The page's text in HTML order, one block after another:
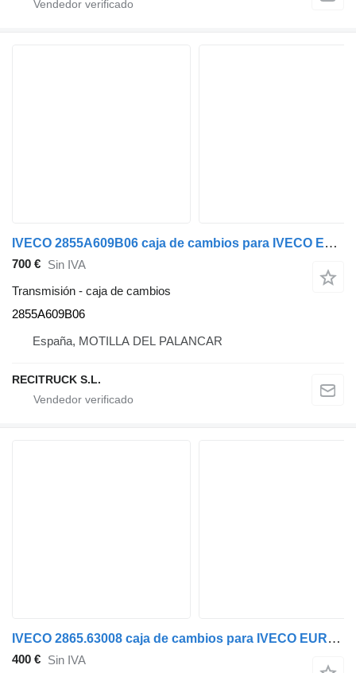
IVECO 2855A609B06 caja de cambios para IVECO EURCARGO camión
700 € Sin IVA
Transmisión - caja de cambios
2855A609B06
España, MOTILLA DEL PALANCAR
RECITRUCK S.L.
IVECO 2865.63008 caja de cambios para IVECO EUROCARGO camión
400 € Sin IVA